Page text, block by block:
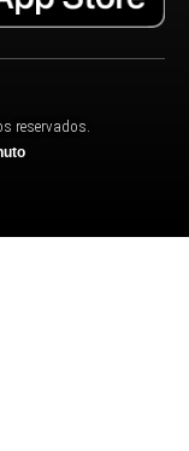
reservados.